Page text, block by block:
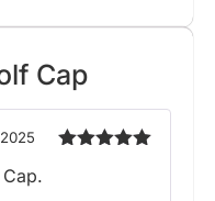
Cap